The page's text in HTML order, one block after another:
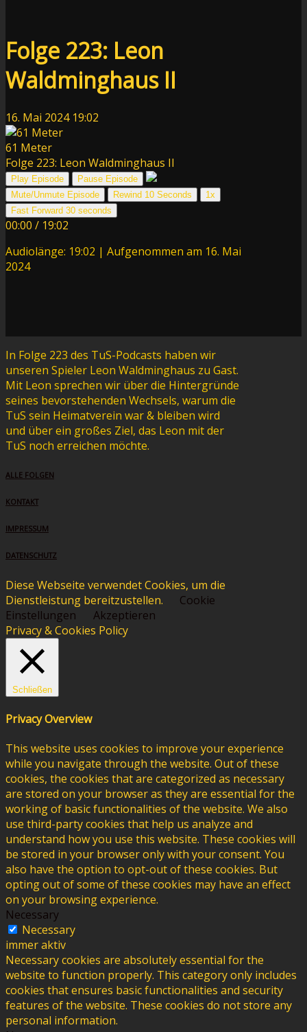
Folge 223: Leon
Waldminghaus II
16. Mai 2024 19:02
61 Meter
Folge 223: Leon Waldminghaus II
Play Episode
Pause Episode
Mute/Unmute Episode
Rewind 10 Seconds
1x
Fast Forward 30 seconds
00:00 / 19:02
Audiolänge: 19:02 | Aufgenommen am 16. Mai
2024
In Folge 223 des TuS-Podcasts haben wir
unseren Spieler Leon Waldminghaus zu Gast.
Mit Leon sprechen wir über die Hintergründe
seines bevorstehenden Wechsels, warum die
TuS sein Heimatverein war & bleiben wird
und über ein großes Ziel, das Leon mit der
TuS noch erreichen möchte.
ALLE FOLGEN
KONTAKT
IMPRESSUM
DATENSCHUTZ
Diese Webseite verwendet Cookies, um die
Dienstleistung bereitzustellen.
Cookie
Einstellungen
Akzeptieren
Privacy & Cookies Policy
Schließen
Privacy Overview
This website uses cookies to improve your experience
while you navigate through the website. Out of these
cookies, the cookies that are categorized as necessary
are stored on your browser as they are essential for the
working of basic functionalities of the website. We also
use third-party cookies that help us analyze and
understand how you use this website. These cookies will
be stored in your browser only with your consent. You
also have the option to opt-out of these cookies. But
opting out of some of these cookies may have an effect
on your browsing experience.
Necessary
Necessary
immer aktiv
Necessary cookies are absolutely essential for the
website to function properly. This category only includes
cookies that ensures basic functionalities and security
features of the website. These cookies do not store any
personal information.